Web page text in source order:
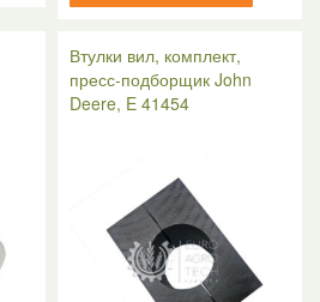
Втулки вил, комплект,
пресс-подборщик John
Deere, E 41454